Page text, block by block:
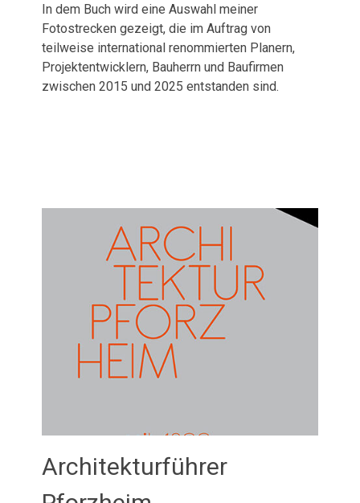
In dem Buch wird eine Auswahl meiner
Fotostrecken gezeigt, die im Auftrag von
teilweise international renommierten Planern,
Projektentwicklern, Bauherrn und Baufirmen
zwischen 2015 und 2025 entstanden sind.
Architekturführer